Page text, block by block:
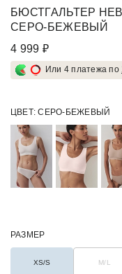
БЮСТГАЛЬТЕР
СЕРО-БЕЖЕВЫЙ
4 999 ₽
Или 4 платежа по
ЦВЕТ:СЕРО-БЕЖЕВЫЙ
РАЗМЕР
XS/S M/L